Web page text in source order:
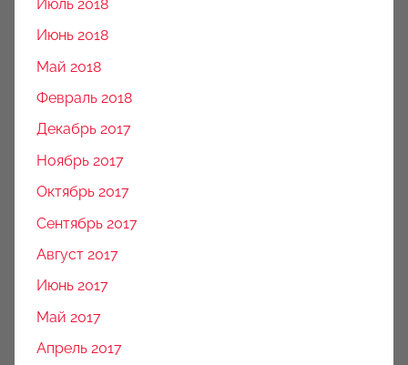
Июль 2018
Июнь 2018
Май 2018
Февраль 2018
Декабрь 2017
Ноябрь 2017
Октябрь 2017
Сентябрь 2017
Август 2017
Июнь 2017
Май 2017
Апрель 2017